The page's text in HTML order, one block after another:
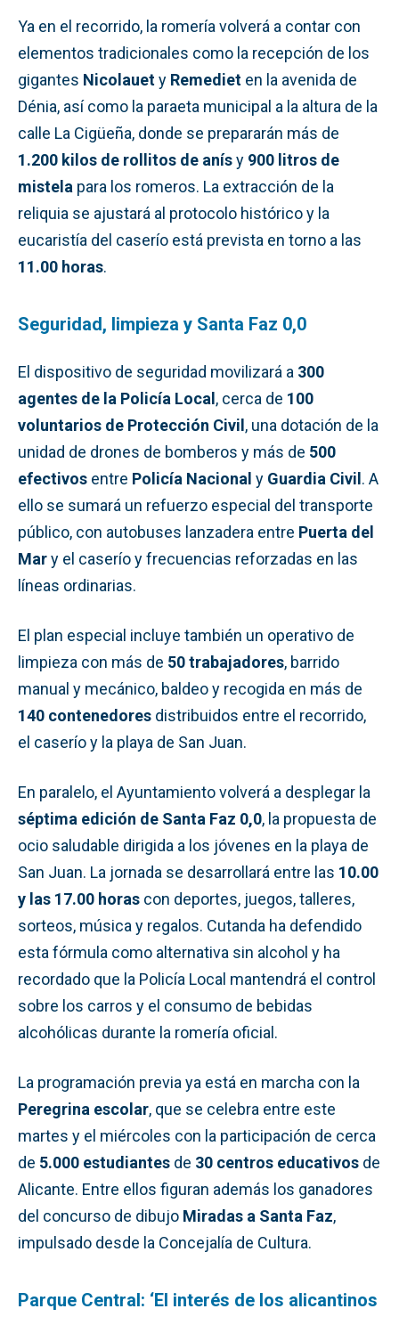
Ya en el recorrido, la romería volverá a contar con
elementos tradicionales como la recepción de los
gigantes Nicolauety Remediet en la avenida de
Dénia, así como la paraeta municipal a la altura de la
calle La Cigüeña, donde se prepararán más de
1.200 kilos de rollitos de anísy 900 litros de
mistela para los romeros. La extracción de la
reliquia se ajustará al protocolo histórico y la
eucaristía del caserío está prevista en torno a las
11.00 horas.
Seguridad, limpieza y Santa Faz 0,0
El dispositivo de seguridad movilizará a 300
agentes de la Policía Local, cerca de 100
voluntarios de Protección Civil, una dotación de la
unidad de drones de bomberos y más de 500
efectivos entre Policía Nacional y Guardia Civil. A
ello se sumará un refuerzo especial del transporte
público, con autobuses lanzadera entre Puerta del
Mary el caserío y frecuencias reforzadas en las
líneas ordinarias.
El plan especial incluye también un operativo de
limpieza con más de 50 trabajadores, barrido
manual y mecánico, baldeo y recogida en más de
140 contenedores distribuidos entre el recorrido,
el caserío y la playa de San Juan.
En paralelo, el Ayuntamiento volverá a desplegar la
séptima edición de Santa Faz 0,0, la propuesta de
ocio saludable dirigida a los jóvenes en la playa de
San Juan. La jornada se desarrollará entre las 10.00
y las 17.00 horas con deportes, juegos, talleres,
sorteos, música y regalos. Cutanda ha defendido
esta fórmula como alternativa sin alcohol y ha
recordado que la Policía Local mantendrá el control
sobre los carros y el consumo de bebidas
alcohólicas durante la romería oficial.
La programación previa ya está en marcha con la
Peregrina escolar, que se celebra entre este
martes y el miércoles con la participación de cerca
de 5.000 estudiantes de 30 centros educativos de
Alicante. Entre ellos figuran además los ganadores
del concurso de dibujo Miradas a Santa Faz,
impulsado desde la Concejalía de Cultura.
Parque Central: ‘El interés de los alicantinos